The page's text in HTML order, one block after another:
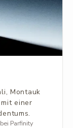
Montauk
einer
Parfinity